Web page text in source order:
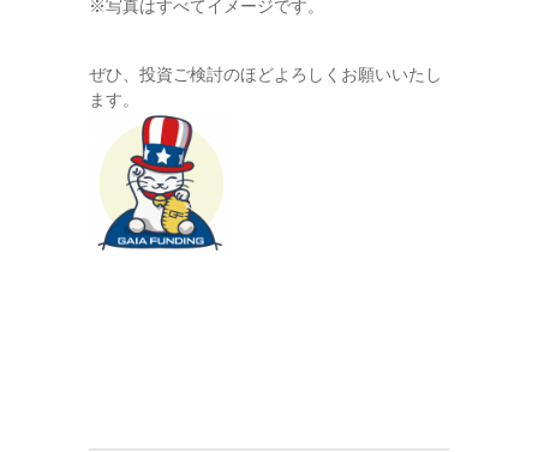
※写真はすべてイメージです。
ぜひ、投資ご検討のほどよろしくお願いいたし
ます。